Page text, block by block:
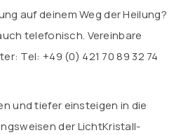
auf deinem Weg der Heilung?
telefonisch. Vereinbare
Tel: +49 (0) 421 70 89 32 74
und tiefer einsteigen in die
der LichtKristall-